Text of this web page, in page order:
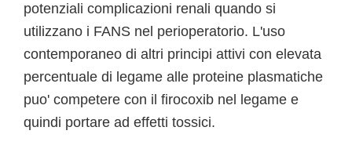
potenziali complicazioni renali quando si
utilizzano i FANS nel perioperatorio. L'uso
contemporaneo di altri principi attivi con elevata
percentuale di legame alle proteine plasmatiche
puo' competere con il firocoxib nel legame e
quindi portare ad effetti tossici.